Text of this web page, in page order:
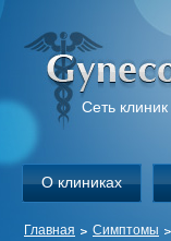
Сеть
О клиниках
Главная Симптомы